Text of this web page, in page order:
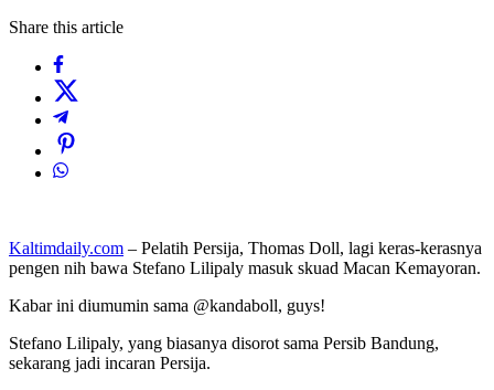
Share this article
Kaltimdaily.com – Pelatih Persija, Thomas Doll, lagi keras-kerasnya
pengen nih bawa Stefano Lilipaly masuk skuad Macan Kemayoran.
Kabar ini diumumin sama @kandaboll, guys!
Stefano Lilipaly, yang biasanya disorot sama Persib Bandung,
sekarang jadi incaran Persija.